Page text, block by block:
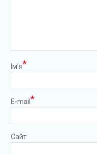
Ім’я*
E-mail*
Сайт